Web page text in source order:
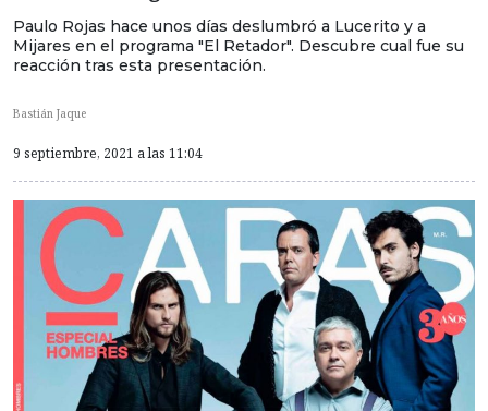
Paulo Rojas hace unos días deslumbró a Lucerito y a
Mijares en el programa "El Retador". Descubre cual fue su
reacción tras esta presentación.
Bastián Jaque
9 septiembre, 2021 a las 11:04